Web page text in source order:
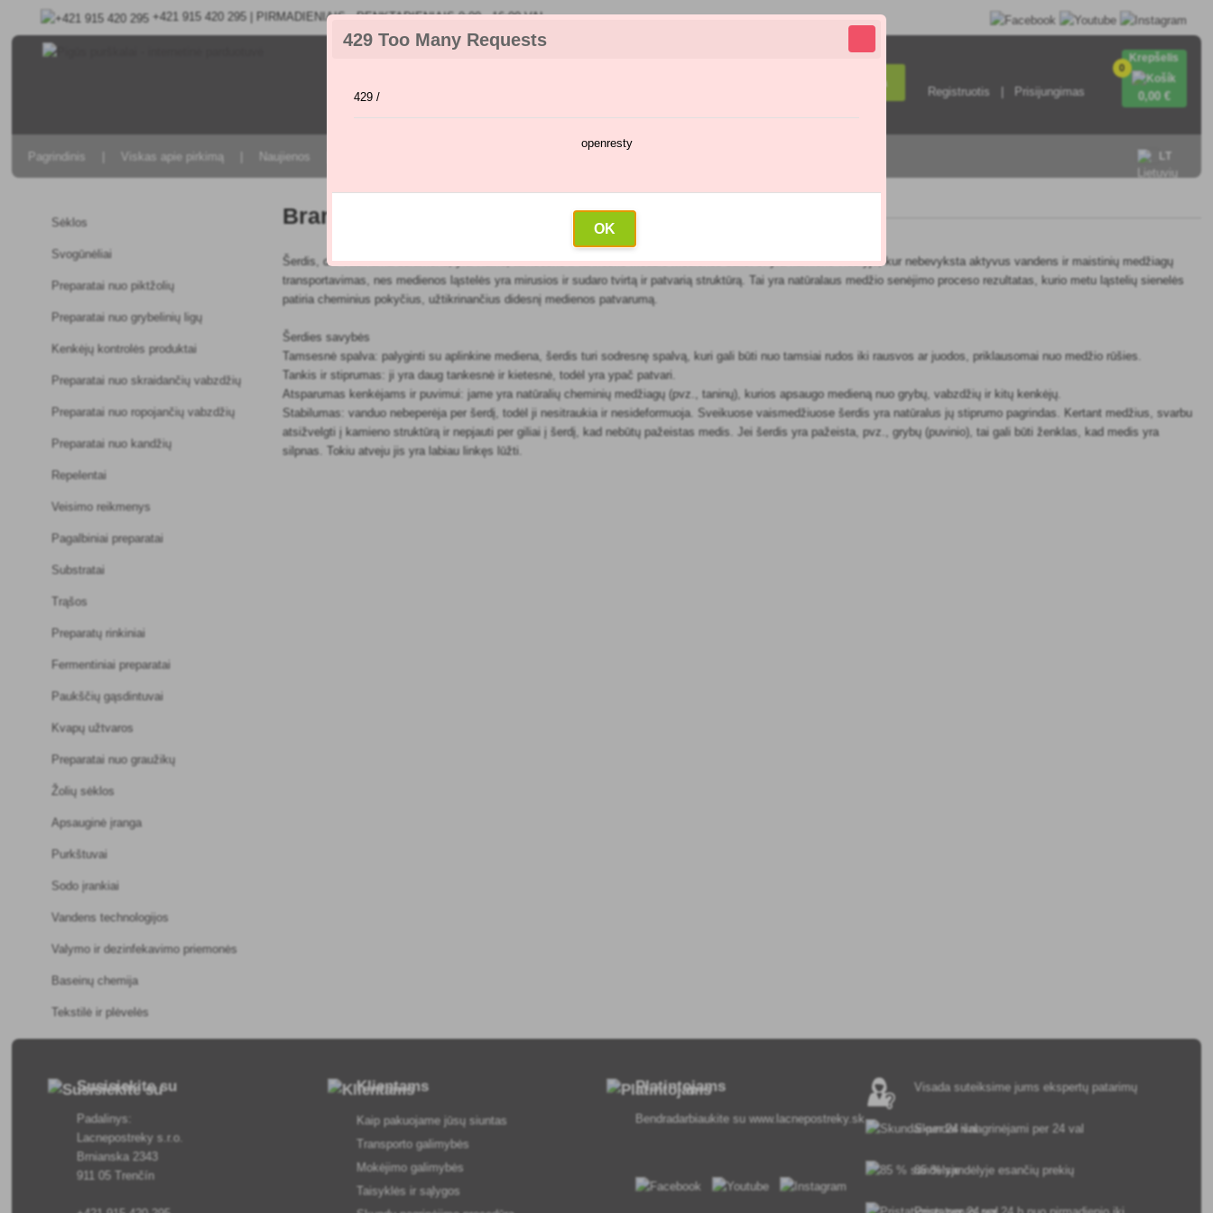
429 Too Many Requests
429 /
openresty
OK
+421 915 420 295 | PIRMADIENIAIS - PENKTADIENIAIS 9:00 - 16:00 VAL
Paieška
Registruotis Prisijungimas
0
Krepšelis
0,00 €
LT
Pagrindinis Viskas apie pirkimą Naujienos
Sėklos
Svogūnėliai
Preparatai nuo piktžolių
Preparatai nuo grybelinių ligų
Kenkėjų kontrolės produktai
Preparatai nuo skraidančių vabzdžių
Preparatai nuo ropojančių vabzdžių
Preparatai nuo kandžių
Repelentai
Veisimo reikmenys
Pagalbiniai preparatai
Substratai
Trąšos
Preparatų rinkiniai
Fermentiniai preparatai
Paukščių gąsdintuvai
Kvapų užtvaros
Preparatai nuo graužikų
Žolių sėklos
Apsauginė įranga
Purkštuvai
Sodo įrankiai
Vandens technologijos
Valymo ir dezinfekavimo priemonės
Baseinų chemija
Tekstilė ir plėvelės
Branduolinė mediena
Šerdis, dar vadinama duramenu, yra vidinė, tamsesnė ir tankesnė medžio medienos dalis. Ji yra kamieno viduryje, kur nebevyksta aktyvus vandens ir maistinių medžiagų
transportavimas, nes medienos ląstelės yra mirusios ir sudaro tvirtą ir patvarią struktūrą. Tai yra natūralaus medžio senėjimo proceso rezultatas, kurio metu ląstelių sienelės
patiria cheminius pokyčius, užtikrinančius didesnį medienos patvarumą.
Šerdies savybės
Tamsesnė spalva: palyginti su aplinkine mediena, šerdis turi sodresnę spalvą, kuri gali būti nuo tamsiai rudos iki rausvos ar juodos, priklausomai nuo medžio rūšies.
Tankis ir stiprumas: ji yra daug tankesnė ir kietesnė, todėl yra ypač patvari.
Atsparumas kenkėjams ir puvimui: jame yra natūralių cheminių medžiagų (pvz., taninų), kurios apsaugo medieną nuo grybų, vabzdžių ir kitų kenkėjų.
Stabilumas: vanduo nebeperėja per šerdį, todėl ji nesitraukia ir nesideformuoja. Sveikuose vaismedžiuose šerdis yra natūralus jų stiprumo pagrindas. Kertant medžius, svarbu
atsižvelgti į kamieno struktūrą ir nepjauti per giliai į šerdį, kad nebūtų pažeistas medis. Jei šerdis yra pažeista, pvz., grybų (puvinio), tai gali būti ženklas, kad medis yra
silpnas. Tokiu atveju jis yra labiau linkęs lūžti.
Susisiekite su
Padalinys:
Lacnepostreky s.r.o.
Brnianska 2343
911 05 Trenčín
Klientams
Kaip pakuojame jūsų siuntas
Transporto galimybės
Mokėjimo galimybės
Taisyklės ir sąlygos
Platintojams
Bendradarbiaukite suwww.lacnepostreky.sk
Visada suteiksime jums ekspertų patarimų
Skundai išnagrinėjami per 24 val
85 % sandėlyje esančių prekių